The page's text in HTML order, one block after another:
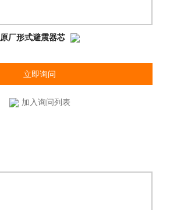
原厂形式避震器芯
立即询问
加入询问列表